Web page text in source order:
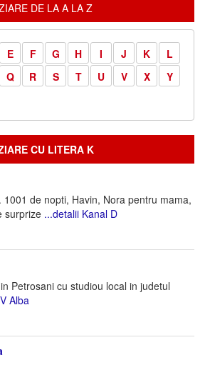
DE LA A LA Z
E F G H I J K
L
Q R S T U V X
Y
CU LITERA K
1001 de nopti, Havin, Nora pentru mama,
surprize ...detalii Kanal D
Petrosani cu studiou local in judetul
Alba